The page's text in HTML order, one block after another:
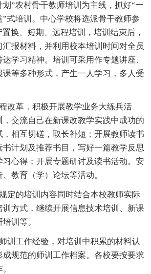
划”农村骨干教师培训为主线，抓好“一
”式培训。中心学校将选派骨干教师参
换、短期、远程培训，培训结束后，
汇报材料，并利用校本培训时间对全员
学习精神。培训可采用作专题讲座、
等多种形式，产生一人学习，多人受
改革，积极开展教学业务大练兵活
交流自己在新课改教学实践中成功的
相互切磋，取长补短；开展教师读书
计划及推荐书目，写好一篇教学反思
心得；开展专题研讨及读书活动。安
教育（学）论坛等活动。
定的培训内容同时结合本校教师实际
方式，继续开展信息技术培训、新课
训等。
训工作经验，对培训中积累的材料认
规范的师训工作档案。各校要按要求